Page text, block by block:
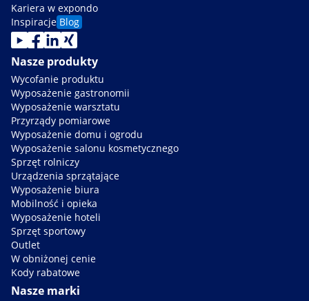
Kariera w expondo
Inspiracje Blog
Nasze produkty
Wycofanie produktu
Wyposażenie gastronomii
Wyposażenie warsztatu
Przyrządy pomiarowe
Wyposażenie domu i ogrodu
Wyposażenie salonu kosmetycznego
Sprzęt rolniczy
Urządzenia sprzątające
Wyposażenie biura
Mobilność i opieka
Wyposażenie hoteli
Sprzęt sportowy
Outlet
W obniżonej cenie
Kody rabatowe
Nasze marki